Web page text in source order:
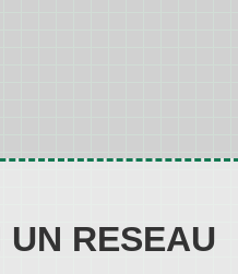
UN RESEAU